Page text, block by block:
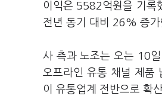
이익은 5582억원을 기록
전년 동기 대비 26% 증가
사 측과 노조는 오는 10
오프라인 유통 채널 제품
이 유통업계 전반으로 확